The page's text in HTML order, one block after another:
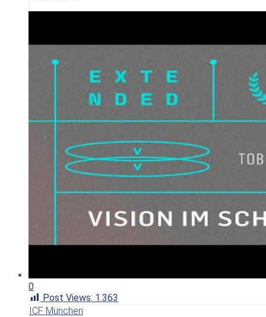
0
Post Views: 1.363
ICF München